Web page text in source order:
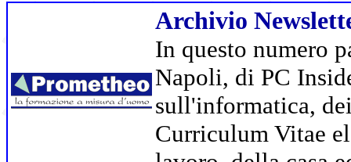
Archivio
In questo numero
Napoli, di PC
sull'informatica,
Curriculum Vitae